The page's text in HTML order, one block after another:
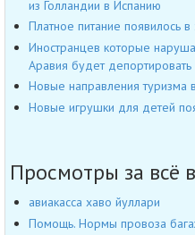
из Голландии в Испанию
Платное питание появилось
Иностранцев которые
Аравия будет депортировать
Новые направления туризма
Новые игрушки для детей
Просмотры за всё
авиакасса хаво йуллари
Помощь. Нормы провоза